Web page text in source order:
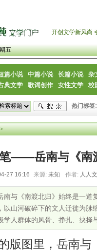
开创文学新风尚
五
篇小说 中篇小说 长篇小说
杂
典文学 歌词创作 女性文学 校
热门标签:
——岳南与《南
27 16:16 来源: 未知 作者: 人人
南与《南渡北归》始终是一道
以山河破碎下的文人迁徙为脉
学人群体的风骨、挣扎、抉择
版图里，岳南与